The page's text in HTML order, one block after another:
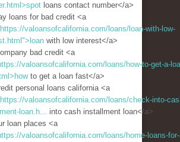
loans contact number</a>
loans for bad credit <a
https://valoansofcalifornia.com/loans/loan-with-low-
with low interest</a>
bad credit <a
valoansofcalifornia.com/loans/how-to-get-a-
to get a loan fast</a>
personal loans california <a
https://valoansofcalifornia.com/loans/check-into-
loan.h... into cash installment loan</a>
loan places <a
valoansofcalifornia.com/loans/home-loans-